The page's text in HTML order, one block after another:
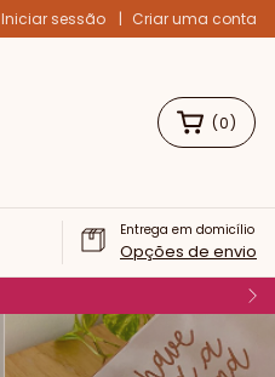
Iniciar sessão | Criar uma conta
(0)
Entrega em domicílio
Opções de envio